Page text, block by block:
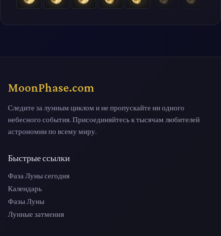
MoonPhase.com
Следите за лунным циклом и не пропускайте ни одного
небесного события. Присоединяйтесь к тысячам любителей
астрономии по всему миру.
Быстрые ссылки
Фаза Луны сегодня
Календарь
Фазы Луны
Лунные затмения